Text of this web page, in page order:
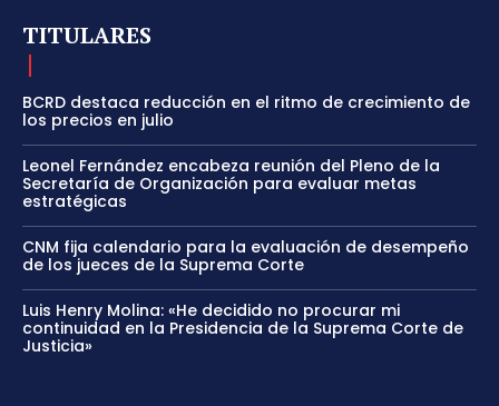
TITULARES
BCRD destaca reducción en el ritmo de crecimiento de
los precios en julio
Leonel Fernández encabeza reunión del Pleno de la
Secretaría de Organización para evaluar metas
estratégicas
CNM fija calendario para la evaluación de desempeño
de los jueces de la Suprema Corte
Luis Henry Molina: «He decidido no procurar mi
continuidad en la Presidencia de la Suprema Corte de
Justicia»